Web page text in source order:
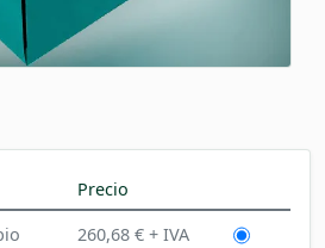
Precio
260,68 € + IVA